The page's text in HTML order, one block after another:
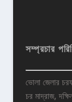
সম্প্রচার
ভোলা জেলার
চর মাদ্রাজ,